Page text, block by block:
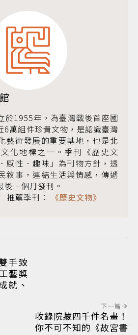
於1955年，為臺灣戰後首座國
6萬組件珍貴文物，是認識臺灣
藝術發展的重要基地，也是北
化地標之一。季刊《歷史文
感性．趣味」為刊物方針，透
敘事，連結生活與情感，傳遞
一個月發刊。
推薦季刊： 《歷史文物》
手致
藝獎
就、
下一篇
收錄院藏四千件名畫！
你不可不知的《故宮書